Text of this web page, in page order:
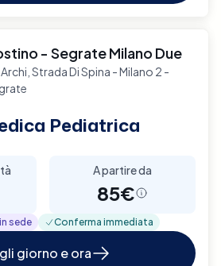
- Segrate Milano Due
Strada Di Spina - Milano 2 -
Pediatrica
A partire da
85€
sede Conferma immediata
giorno e ora